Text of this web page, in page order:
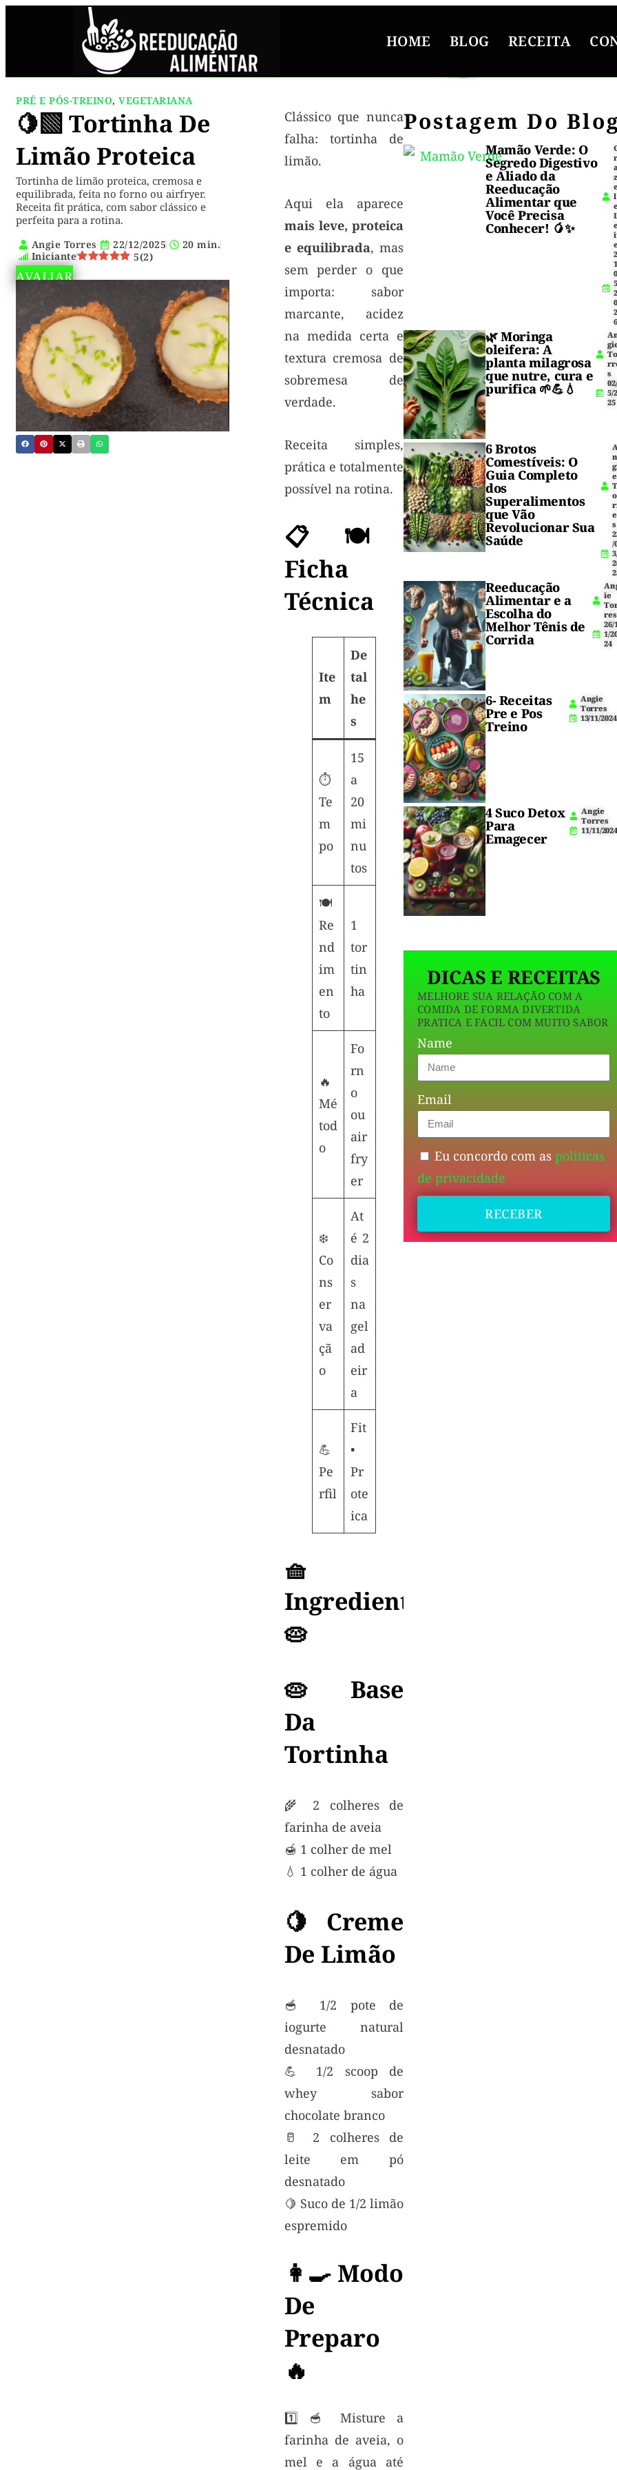
HOME BLOG RECEITA
PRÉ E PÓS-TREINO, VEGETARIANA
🍋‍🟩 Tortinha De
Limão Proteica
Tortinha de limão proteica, cremosa e
equilibrada, feita no forno ou airfryer.
Receita fit prática, com sabor clássico e
perfeita para a rotina.
Angie Torres 22/12/2025
20 min.
Iniciante
5(2)
AVALIAR
Clássico que nunca
falha: tortinha de
limão.
Aqui ela aparece
mais leve, proteica
e equilibrada, mas
sem perder o que
importa: sabor
marcante, acidez
na medida certa e
textura cremosa de
sobremesa de
verdade.
Receita simples,
prática e totalmente
possível na rotina.
📋🍽️
Ficha
Técnica
Ite
m
De
tal
he
s
⏱️
Te
m
po
15
a
20
mi
nu
tos
🍽️
Re
nd
im
en
to
1
tor
tin
ha
🔥
Mé
tod
o
Fo
rn
o
ou
air
fry
er
❄️
Co
ns
er
va
çã
o
At
é 2
dia
s
na
gel
ad
eir
a
💪
Pe
rfil
Fit
•
Pr
ote
ica
🧺
Ingredientes
🥧
🥧 Base
Da
Tortinha
🌾 2 colheres de
farinha de aveia
🍯 1 colher de mel
💧 1 colher de água
🍋 Creme
De Limão
🥣 1/2 pote de
iogurte natural
desnatado
💪 1/2 scoop de
whey sabor
chocolate branco
🥛 2 colheres de
leite em pó
desnatado
🍋 Suco de 1/2 limão
espremido
👩‍🍳 Modo
De
Preparo
🔥
1️⃣ 🥣 Misture a
farinha de aveia, o
mel e a água até
Postagem Do
Mamão Verde: O
Segredo Digestivo
e Aliado da
Reeducação
Alimentar que
Você Precisa
Conhecer! 🥭✨
r
l
2
0
2
0
2
6
🌿Moringa
oleifera: A
planta milagrosa
que nutre, cura e
purifica 🌱💪💧
To
s
5/
25
6 Brotos
Comestíveis: O
Guia Completo
dos
Superalimentos
que Vão
Revolucionar Sua
Saúde
n
e
T
o
e
s
/
Reeducação
Alimentar e a
Escolha do
Melhor Tênis de
Corrida
ie
res
26/
1/
24
6- Receitas
Pre e Pos
Treino
Angie
Torres
13/11/2024
4 Suco Detox
Para
Emagecer
Angie
Torres
11/11/2024
DICAS E RECEITAS
MELHORE SUA RELAÇÃO COM A
COMIDA DE FORMA DIVERTIDA
PRATICA E FACIL COM MUITO SABOR
Name
Email
Eu concordo com aspoliticas
de privacidade
RECEBER